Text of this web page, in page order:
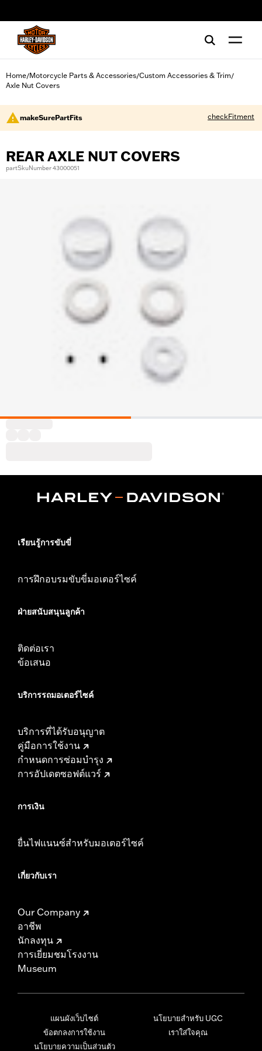
Home/Motorcycle Parts & Accessories/Custom Accessories & Trim/
Axle Nut Covers
makeSurePartFits checkFitment
REAR AXLE NUT COVERS
partSkuNumber 43000051
เรียนรู้การขับขี่
การฝึกอบรมขับขี่มอเตอร์ไซค์
ฝ่ายสนับสนุนลูกค้า
ติดต่อเรา
ข้อเสนอ
บริการรถมอเตอร์ไซค์​
บริการที่ได้รับอนุญาต
คู่มือการใช้งาน
กำหนดการซ่อมบำรุง
การอัปเดตซอฟต์แวร์
การเงิน
ยื่นไฟแนนซ์สำหรับมอเตอร์ไซค์
เกี่ยวกับเรา
Our Company
อาชีพ
นักลงทุน
การเยี่ยมชมโรงงาน
Museum
แผนผังเว็บไซต์
ข้อตกลงการใช้งาน
นโยบายความเป็นส่วนตัว
นโยบายสำหรับ UGC
เราใส่ใจคุณ